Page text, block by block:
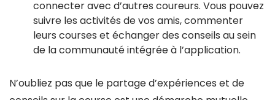
connecter avec d’autres coureurs. Vous pouvez
suivre les activités de vos amis, commenter
leurs courses et échanger des conseils au sein
de la communauté intégrée à l’application.
N’oubliez pas que le partage d’expériences et de